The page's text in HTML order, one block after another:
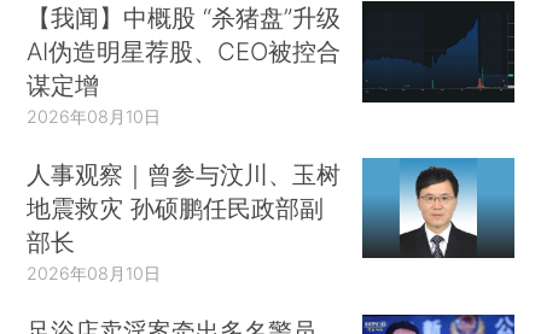
【我闻】中概股 “杀猪盘”升级
AI伪造明星荐股、CEO被控合
谋定增
2026年08月10日
人事观察｜曾参与汶川、玉树
地震救灾 孙硕鹏任民政部副
部长
2026年08月10日